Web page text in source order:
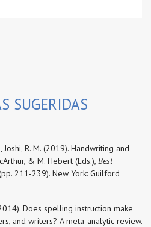
SUGERIDAS
Joshi, R. M. (2019). Handwriting and
& M. Hebert (Eds.), Best
211-239). New York: Guilford
Does spelling instruction make
and writers? A meta-analytic review.